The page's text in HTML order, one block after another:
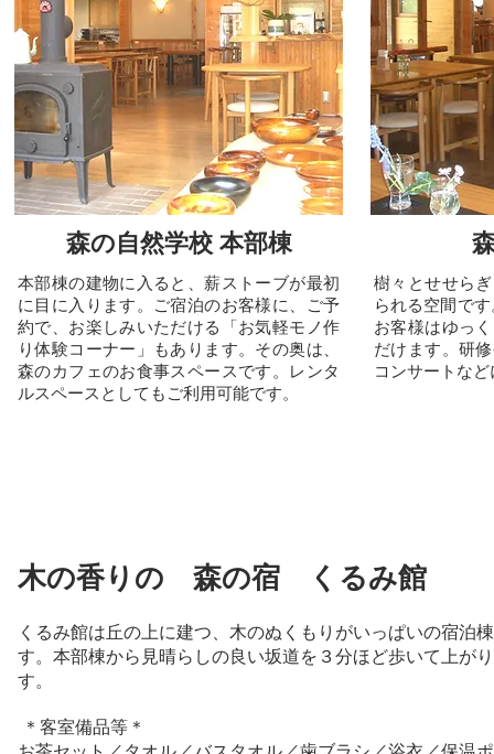
森の自然学校 本部棟
本部棟の建物に入ると、薪ストーブが最初
に目に入ります。ご宿泊のお客様に、ご予
約で、お楽しみいただける「お気軽モノ作
り体験コーナー」もあります。その奥は、
森のカフェのお食事スペースです。レンタ
ルスペースとしてもご利用可能です。
樹々とせせら
られる空間で
お客様はゆっ
だけます。研
コンサートな
木の香りの 森の宿 くるみ館
くるみ館は丘の上に建つ、木のぬくもりがいっぱいの宿泊
す。本部棟から見晴らしの良い坂道を３分ほど歩いて上が
す。
＊客室備品等＊